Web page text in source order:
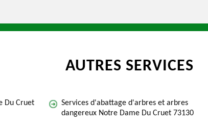
AUTRES SERVICES
Du Cruet
Services d'abattage d'arbres et arbres
dangereux Notre Dame Du Cruet 73130